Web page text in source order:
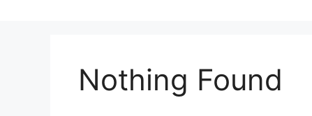
Nothing Found